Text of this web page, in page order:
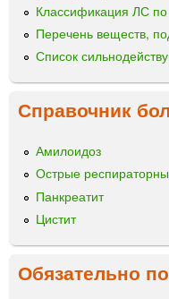
Классификация ЛС
Перечень веществ,
Список
Справочник
Амилоидоз
Острые
Панкреатит
Цистит
Обязательно